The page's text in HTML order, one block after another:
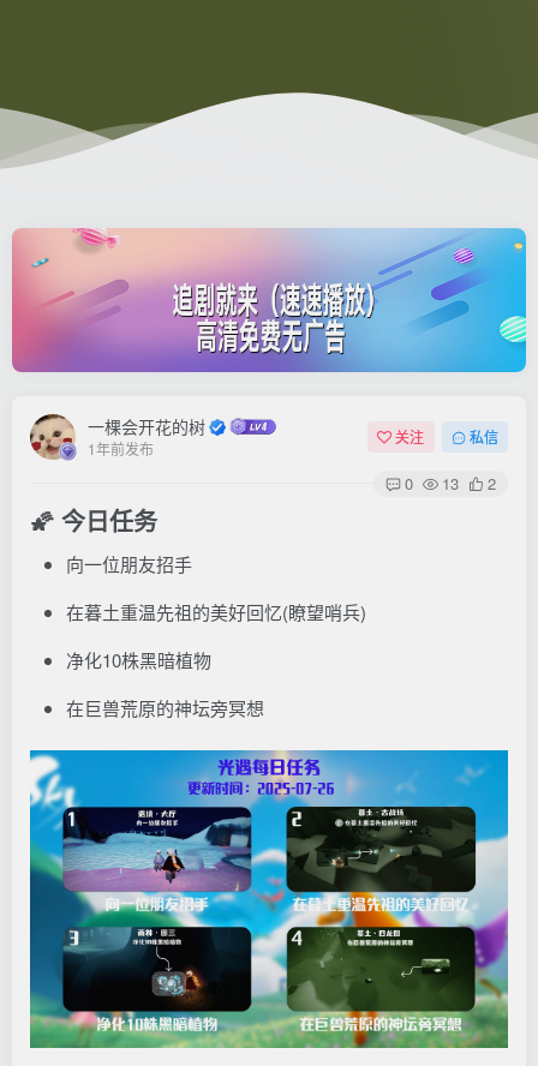
一棵会开花的树
1年前发布
关注 私信
0 13 2
🌠 今日任务
向一位朋友招手
在暮土重温先祖的美好回忆(瞭望哨兵)
净化10株黑暗植物
在巨兽荒原的神坛旁冥想